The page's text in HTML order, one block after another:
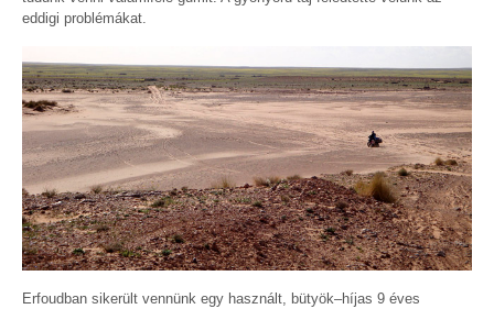
eddigi problémákat.
Erfoudban sikerült vennünk egy használt, bütyök–híjas 9 éves